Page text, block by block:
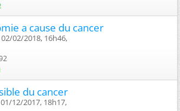
a cause du cancer
02/2018, 16h46,
du cancer
12/2017, 18h17,